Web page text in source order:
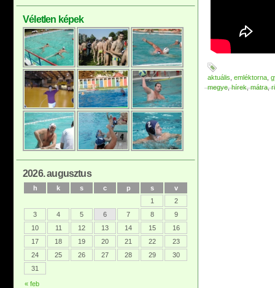
aktuális emléktorna
megye,hírek,mátra,
Véletlen képek
2026. augusztus
h k s c p s v
« feb
1
2
3
4 5 6 7 8
9
10
11 12 13 14 15
16
17
18 19 20 21 22
23
24
25 26 27 28 29
30
31